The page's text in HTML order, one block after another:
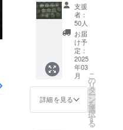
BEER
のタッ
プルー
ムのみ
で使用
できま
す。 ・
1枚1回
のみの
使用と
なり、1
ラフト
ビール
350ml
缶6本
(限定ス
ムー
ジー含
む2種×3
本) ●オ
リジナ
ルス
テッ
支援
者：
50人
お届
け予
定：
2025
年03
月
詳細を見る
こ
の
リ
タ
ー
ン
を
選
択
す
る